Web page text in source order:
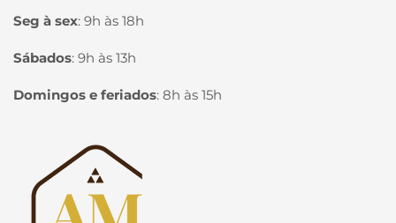
Seg à sex: 9h às 18h
Sábados: 9h às 13h
Domingos e feriados: 8h às 15h
Página inicial